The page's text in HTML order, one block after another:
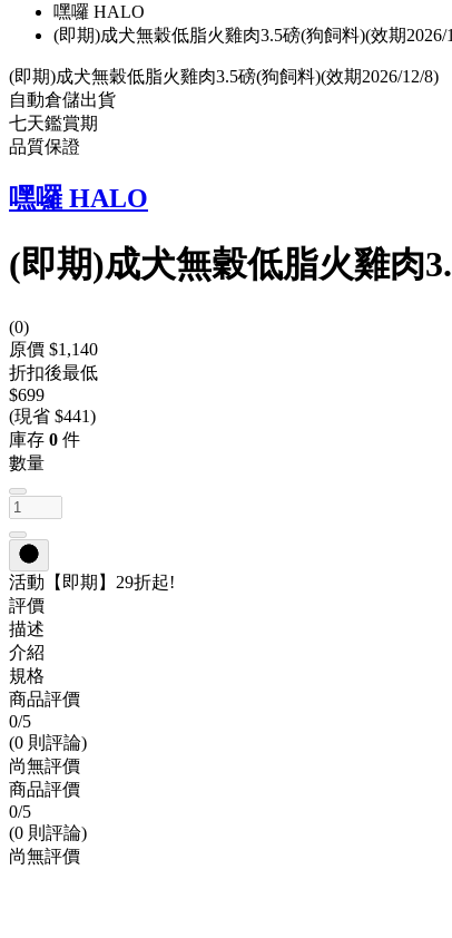
嘿囉 HALO
(即期)成犬無穀低脂火雞肉3.5磅(狗飼料)(效期2026/
(即期)成犬無穀低脂火雞肉3.5磅(狗飼料)(效期2026/12/8)
自動倉儲出貨
七天鑑賞期
品質保證
嘿囉 HALO
(即期)成犬無穀低脂火雞肉
(0)
原價 $1,140
折扣後最低
$699
(現省 $441)
庫存 0 件
數量
活動 【即期】29折起!
評價
描述
介紹
規格
商品評價
0/5
(0 則評論)
尚無評價
商品評價
0/5
(0 則評論)
尚無評價